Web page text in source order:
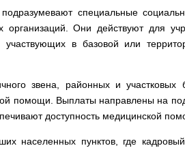
специальные
организаций. Они действуют для
в базовой или
звена, районных и участковых
помощи. Выплаты направлены на
доступность медицинской
населенных пунктов, где